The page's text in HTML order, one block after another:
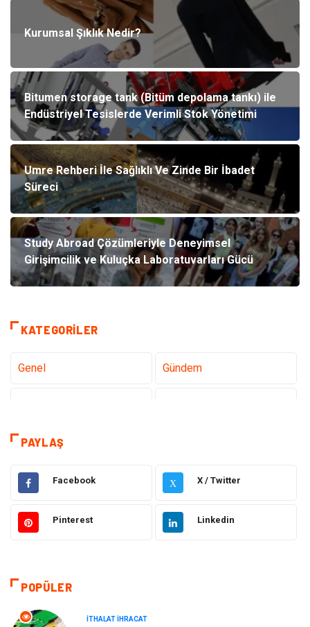
Kurumsal Şıklık Nedir?
Bitumen storage tank (Bitüm depolama tankı) ile
Endüstriyel Tesislerde Verimli Stok Yönetimi
Umre Rehberi İle Sağlıklı Ve Zinde Bir İbadet
Süreci
Study Abroad Çözümleriyle Deneyimsel
Girişimcilik ve Kuluçka Laboratuvarları Gücü
KATEGORILER
Genel Gündem
Tanıtıcı Reklam
Gıda Elektrik Elektronik
Eğitim & Kariyer Hukuk
Ulaşım ve Taşımacılık
Bilgisayar ve Yazılım
PAYLAŞ
Facebook X X / Twitter
Pinterest Linkedin
POPÜLER
İTHALAT İHRACAT